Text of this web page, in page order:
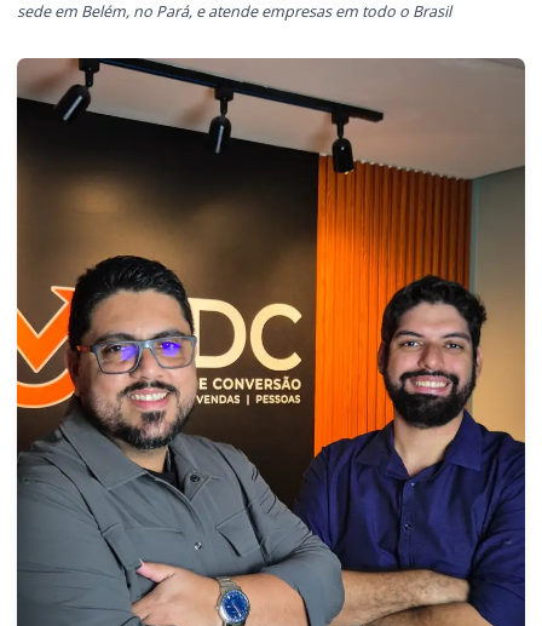
sede em Belém, no Pará, e atende empresas em todo o Brasil